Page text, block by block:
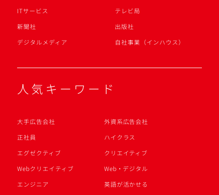
ITサービス
テレビ局
新聞社
出版社
デジタルメディア
自社事業（インハウス）
人気キーワード
大手広告会社
外資系広告会社
正社員
ハイクラス
エグゼクティブ
クリエイティブ
Webクリエイティブ
Web・デジタル
エンジニア
英語が活かせる